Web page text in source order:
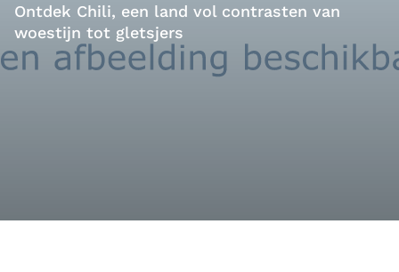
Ontdek Chili, een land vol contrasten van
woestijn tot gletsjers